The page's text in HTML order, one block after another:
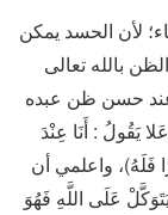
لأن الحسد يمكن
بالله تعالى
عند حسن ظن عبده
يَقُولُ : أَنَا عِنْدَ
واعلمي أن
عَلَى اللَّهِ فَهُوَ